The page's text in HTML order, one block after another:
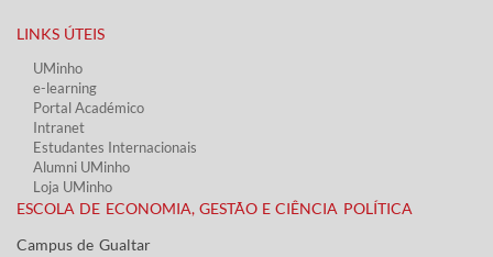
LINKS ÚTEIS​
UMinho
e-learning
Portal Académico
Intranet
Estudantes Inter​​nacionais
Alumni UMinho
Loja UMinho
ESCOLA DE ECONOMIA, GESTÃO E CIÊNCIA POLÍTICA
Campus de Gualtar ​​